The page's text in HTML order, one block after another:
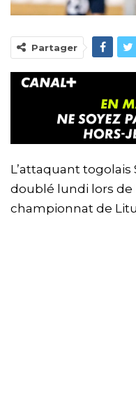
Partager
L’attaquant togolais
doublé lundi lors de
championnat de